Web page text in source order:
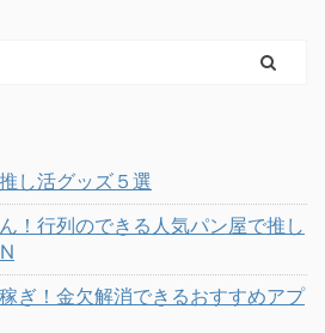
し活グッズ５選
！行列のできる人気パン屋で推し
ぎ！金欠解消できるおすすめアプ